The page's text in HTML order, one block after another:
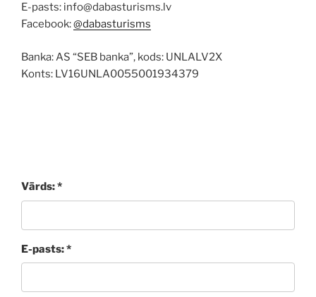
E-pasts: info@dabasturisms.lv
Facebook:@dabasturisms
Banka: AS “SEB banka”, kods: UNLALV2X
Konts: LV16UNLA0055001934379
Vārds: *
E-pasts: *